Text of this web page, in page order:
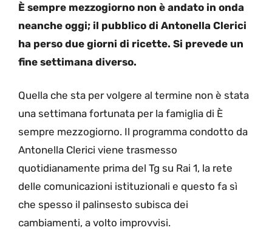
È sempre mezzogiorno non è andato in onda
neanche oggi; il pubblico di Antonella Clerici
ha perso due giorni di ricette. Si prevede un
fine settimana diverso.
Quella che sta per volgere al termine non è stata
una settimana fortunata per la famiglia di È
sempre mezzogiorno. Il programma condotto da
Antonella Clerici viene trasmesso
quotidianamente prima del Tg su Rai 1, la rete
delle comunicazioni istituzionali e questo fa sì
che spesso il palinsesto subisca dei
cambiamenti, a volto improvvisi.